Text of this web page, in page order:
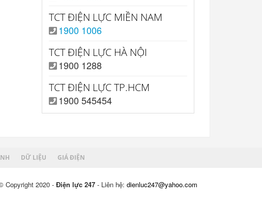
TCT ĐIỆN LỰC MIỀN NAM
1900 1006
TCT ĐIỆN LỰC HÀ NỘI
1900 1288
TCT ĐIỆN LỰC TP.HCM
1900 545454
DỮ LIỆU GIÁ ĐIỆN
Copyright 2020 - Điện lực 247 - Liên hệ: dienluc247@yahoo.com